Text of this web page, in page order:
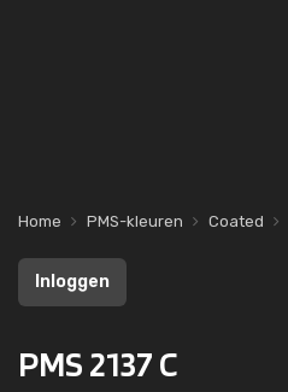
Home PMS-kleuren Coated
Inloggen
PMS 2137 C